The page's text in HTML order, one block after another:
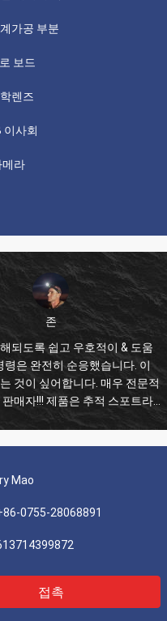
가공 부분
보드
렌즈
이사회
메라
존
되도록 쉽고 우호적이 & 도움
령은 완전히 순응했습니다. 이
것이 싶어합니다. 매우 전문적
매자!!! 제품은 추적 스포트라
품질이고 매우 효과적이고 대
Mao
0755-28068891
접촉